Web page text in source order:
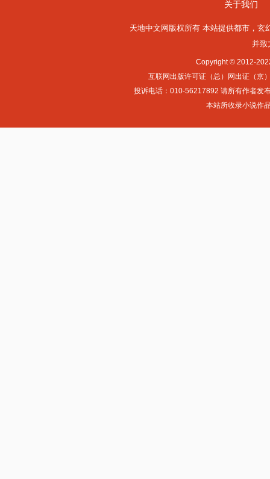
关于我们
天地中文网版权所有 本站提供都市， 玄
并致
Copyright © 2012-
互联网出版许可证（总）网出证（京
投诉电话：010-56217892 请所有作者发
本站所收录小说作